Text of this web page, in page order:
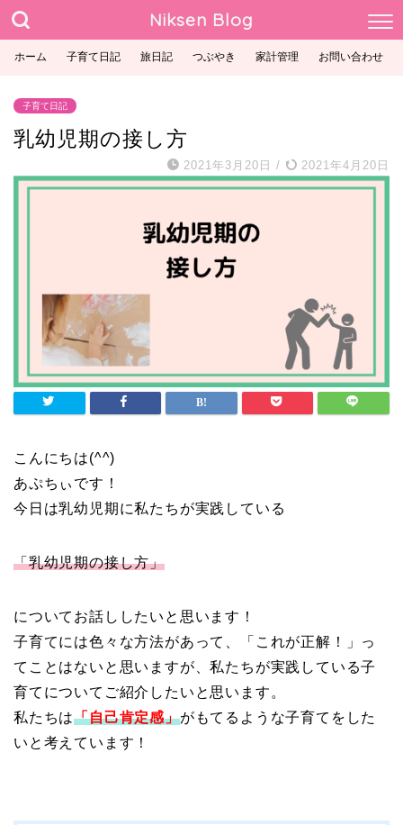
Niksen Blog
ホーム 子育て日記 旅日記 つぶやき 家計管理 お問い合わせ
子育て日記
乳幼児期の接し方
2021年3月20日 / 2021年4月20日
こんにちは(^^)
あぷちぃです！
今日は乳幼児期に私たちが実践している
「乳幼児期の接し方」
についてお話ししたいと思います！
子育てには色々な方法があって、「これが正解！」っ
てことはないと思いますが、私たちが実践している子
育てについてご紹介したいと思います。
私たちは「自己肯定感」がもてるような子育てをした
いと考えています！